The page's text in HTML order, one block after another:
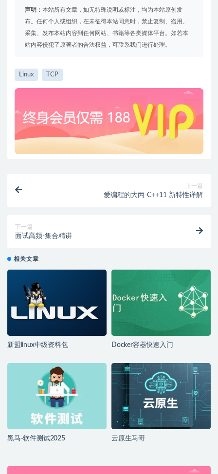
声明： 本站所有文章，如无特殊说明或标注，均为本站原创发
布。任何个人或组织，在未征得本站同意时，禁止复制、盗用、
采集、发布本站内容到任何网站、书籍等各类媒体平台。如若本
站内容侵犯了原著者的合法权益，可联系我们进行处理。
Linux TCP
上一篇
爱编程的大丙-C++11 新特性详解
下一篇
面试高频-集合精讲
相关文章
新盟linux中级资料包 Docker容器快速入门
黑马-软件测试2025 云原生马哥